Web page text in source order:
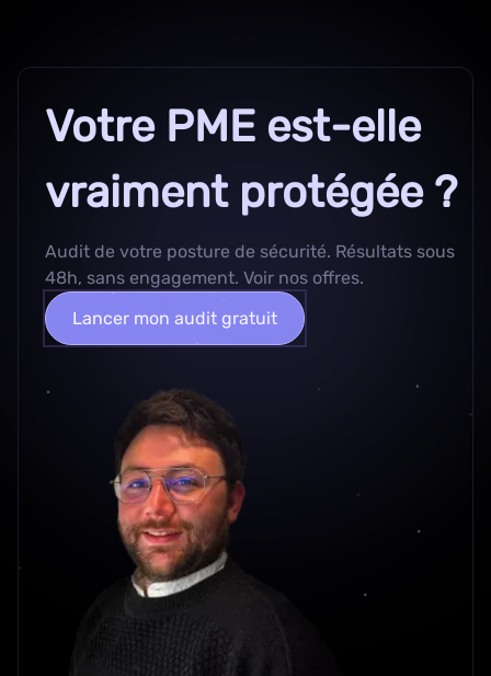
Votre PME est-elle
vraiment protégée ?
Audit de votre posture de sécurité. Résultats sous
48h, sans engagement. Voir nos offres.
Lancer mon audit gratuit